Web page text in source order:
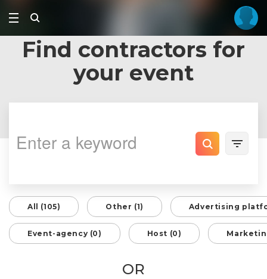
Find contractors for
your event
All (105) Other (1) Advertising
Event-agency (0) Host (0)
OR